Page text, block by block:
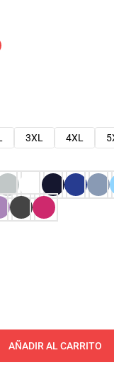
3XL 4XL
AÑADIR AL CARRITO